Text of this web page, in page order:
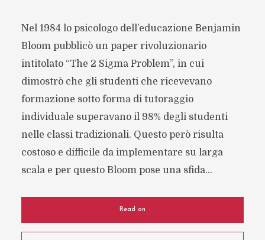
Nel 1984 lo psicologo dell’educazione Benjamin
Bloom pubblicò un paper rivoluzionario
intitolato “The 2 Sigma Problem”, in cui
dimostrò che gli studenti che ricevevano
formazione sotto forma di tutoraggio
individuale superavano il 98% degli studenti
nelle classi tradizionali. Questo però risulta
costoso e difficile da implementare su larga
scala e per questo Bloom pose una sfida...
Read on